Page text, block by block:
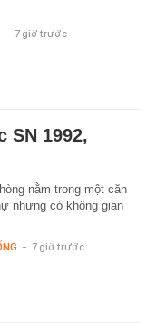
- 7 giờ trước
SN 1992,
nằm trong một căn
nhưng có không gian
- 7 giờ trước